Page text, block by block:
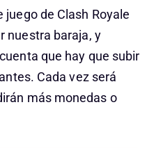
juego de Clash Royale
nuestra baraja, y
que hay que subir
Cada vez será
más monedas o